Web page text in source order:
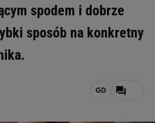
spodem i dobrze
sposób na konkretny